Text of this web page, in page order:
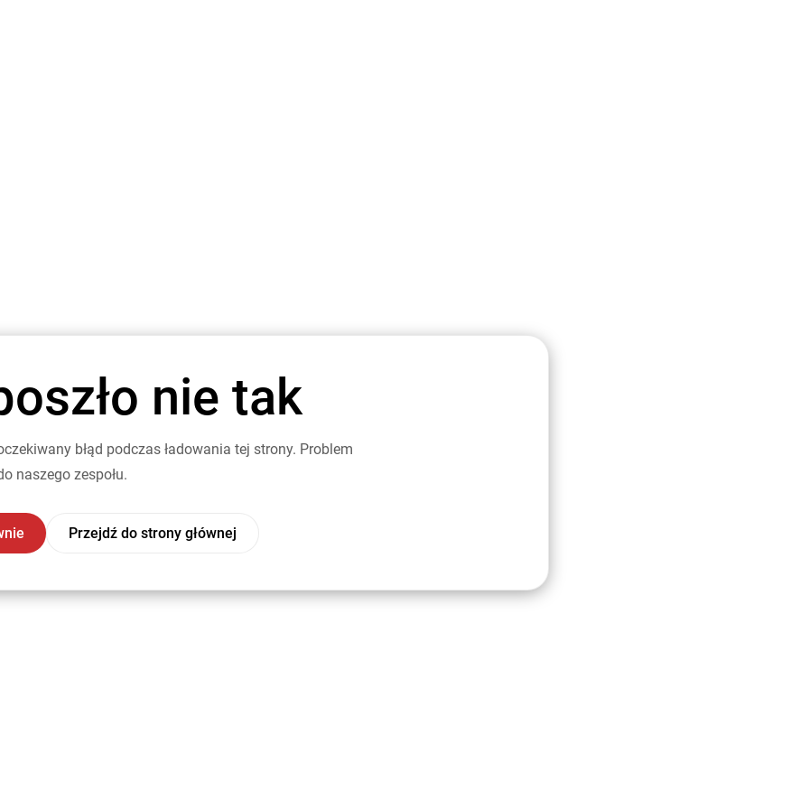
nie tak
błąd podczas ładowania tej strony. Problem
naszego zespołu.
Przejdź do strony głównej